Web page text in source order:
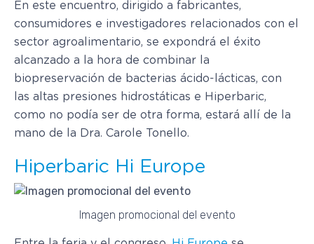
En este encuentro, dirigido a fabricantes,
consumidores e investigadores relacionados con el
sector agroalimentario, se expondrá el éxito
alcanzado a la hora de combinar la
biopreservación de bacterias ácido-lácticas, con
las altas presiones hidrostáticas e Hiperbaric,
como no podía ser de otra forma, estará allí de la
mano de la Dra. Carole Tonello.
Hiperbaric Hi Europe
Imagen promocional del evento